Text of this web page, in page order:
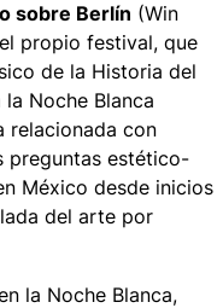
sobre Berlín (Win
propio festival, que
de la Historia del
la Noche Blanca
relacionada con
preguntas estético-
México desde inicios
del arte por
la Noche Blanca,